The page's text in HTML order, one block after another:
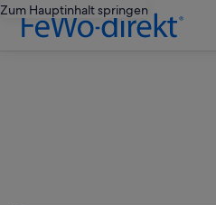
Zum Hauptinhalt springen